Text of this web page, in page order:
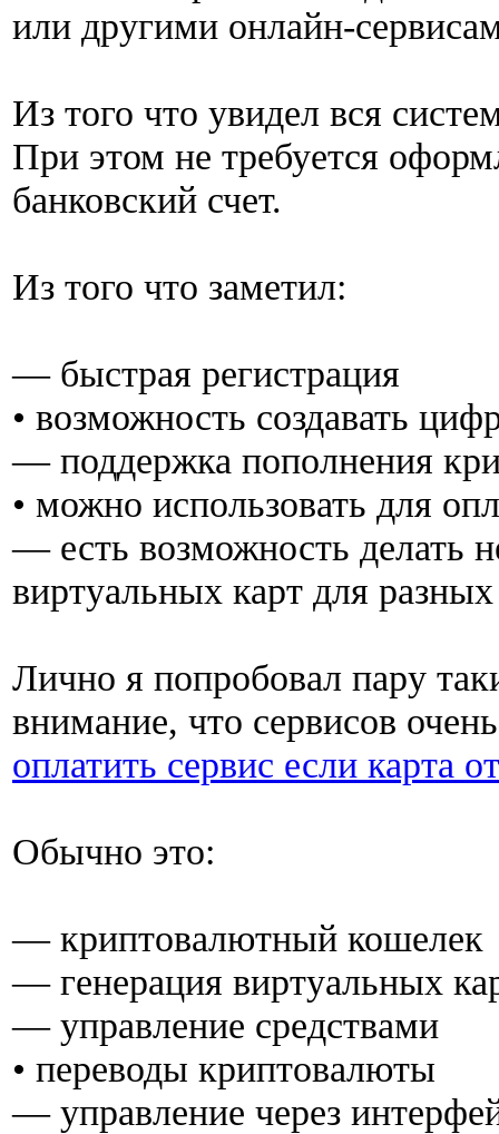
или другими онлайн-
Из того что увидел вся
При этом не требуется
банковский счет.
Из того что заметил:
— быстрая регистрация
• возможность создавать
— поддержка пополнения
• можно использовать для
— есть возможность делать
виртуальных карт для
Лично я попробовал пару
внимание, что сервисов
оплатить сервис если карта
Обычно это:
— криптовалютный кошелек
— генерация виртуальных
— управление средствами
• переводы криптовалюты
— управление через